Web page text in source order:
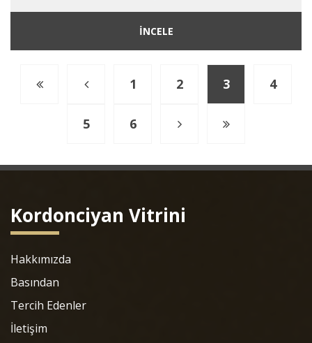
İNCELE
1 2 3 4
5 6
Kordonciyan Vitrini
Hakkımızda
Basından
Tercih Edenler
İletişim